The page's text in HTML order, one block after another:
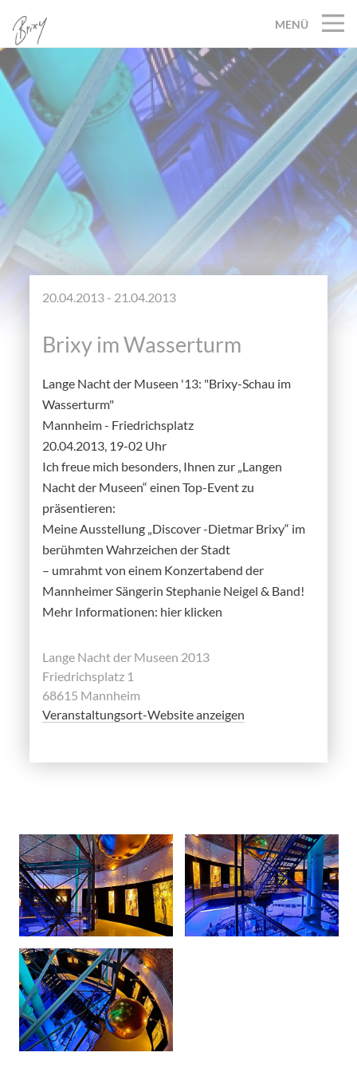
MENÜ
20.04.2013 - 21.04.2013
Brixy im Wasserturm
Lange Nacht der Museen '13: "Brixy-Schau im
Wasserturm"
Mannheim - Friedrichsplatz
20.04.2013, 19-02 Uhr
Ich freue mich besonders, Ihnen zur „Langen
Nacht der Museen“ einen Top-Event zu
präsentieren:
Meine Ausstellung „Discover -Dietmar Brixy“ im
berühmten Wahrzeichen der Stadt
– umrahmt von einem Konzertabend der
Mannheimer Sängerin Stephanie Neigel & Band!
Mehr Informationen: hier klicken
Lange Nacht der Museen 2013
Friedrichsplatz 1
68615 Mannheim
Veranstaltungsort-Website anzeigen